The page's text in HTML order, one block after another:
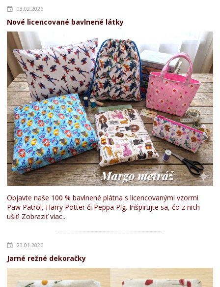
03.02.2026
Nové licencované bavlnené látky
Objavte naše 100 % bavlnené plátna s licencovanými vzormi
Paw Patrol, Harry Potter či Peppa Pig. Inšpirujte sa, čo z nich
ušiť! Zobraziť viac...
23.01.2026
Jarné režné dekoračky